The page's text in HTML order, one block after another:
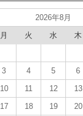
2026年8月
月 火 水 木
3 4 5 6
10 11 12 13
17 18 19 20